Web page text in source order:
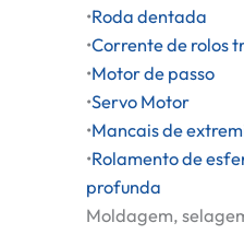
•Roda dentada
•Corrente de rolos
•Motor de passo
•Servo Motor
•Mancais de
•Rolamento de
profunda
Moldagem,